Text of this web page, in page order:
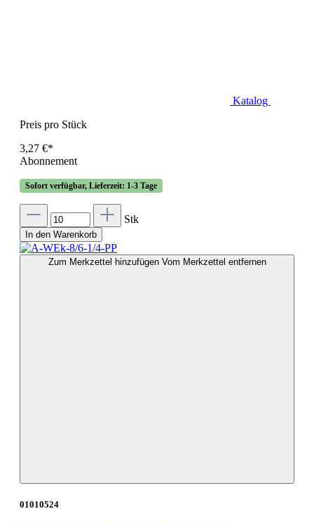
Katalog
Preis pro Stück
3,27 €*
Abonnement
Sofort verfügbar, Lieferzeit: 1-3 Tage
Stk
In den Warenkorb
Zum Merkzettel hinzufügen Vom Merkzettel entfernen
01010524